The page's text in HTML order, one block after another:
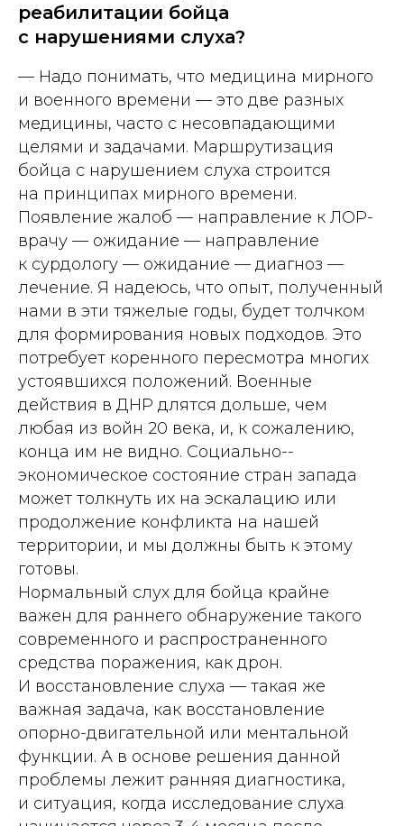
реабилитации бойца
с нарушениями слуха?
— Надо понимать, что медицина мирного
и военного времени — это две разных
медицины, часто с несовпадающими
целями и задачами. Маршрутизация
бойца с нарушением слуха строится
на принципах мирного времени.
Появление жалоб — направление к ЛОР-
врачу — ожидание — направление
к сурдологу — ожидание — диагноз —
лечение. Я надеюсь, что опыт, полученный
нами в эти тяжелые годы, будет толчком
для формирования новых подходов. Это
потребует коренного пересмотра многих
устоявшихся положений. Военные
действия в ДНР длятся дольше, чем
любая из вой­н 20 века, и, к сожалению,
конца им не видно. Социально-­
экономическое состояние стран запада
может толкнуть их на эскалацию или
продолжение конфликта на нашей
территории, и мы должны быть к этому
готовы.
Нормальный слух для бойца крайне
важен для раннего обнаружение такого
современного и распространенного
средства поражения, как дрон.
И восстановление слуха — такая же
важная задача, как восстановление
опорно-­двигательной или ментальной
функции. А в основе решения данной
проблемы лежит ранняя диагностика,
и ситуация, когда исследование слуха